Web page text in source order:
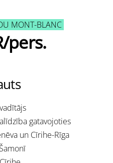
MONT-BLANC
pers.
gatavojoties
un Cīrihe-Rīga